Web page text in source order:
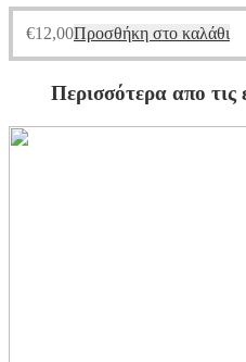
€12,00Προσθήκη στο καλάθι
Περισσότερα απο τις